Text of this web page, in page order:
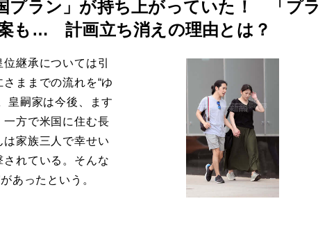
プラン」が持ち上がっていた！ 「プラ
も… 計画立ち消えの理由とは？
継承については引
ままでの流れを“ゆ
皇嗣家は今後、ます
一方で米国に住む長
家族三人で幸せい
れている。そんな
あったという。